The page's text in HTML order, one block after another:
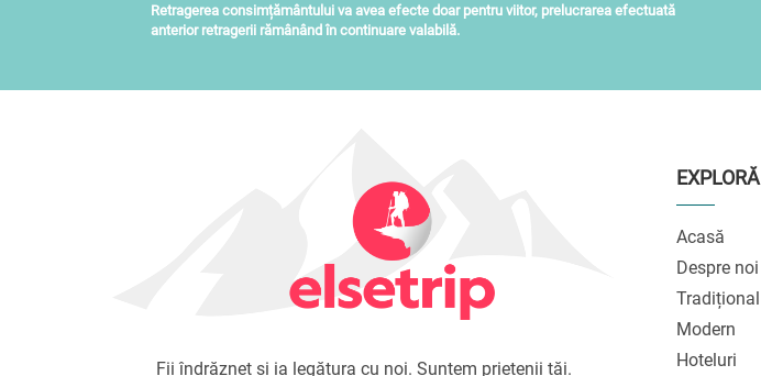
Retragerea consimțământului va avea efecte doar pentru viitor, prelucrarea efectuată
anterior retragerii rămânând în continuare valabilă.
Fii îndrăzneț și ia legătura cu noi. Suntem prietenii tăi.
EXPLORĂ
Acasă
Despre noi
Tradițional
Modern
Hoteluri